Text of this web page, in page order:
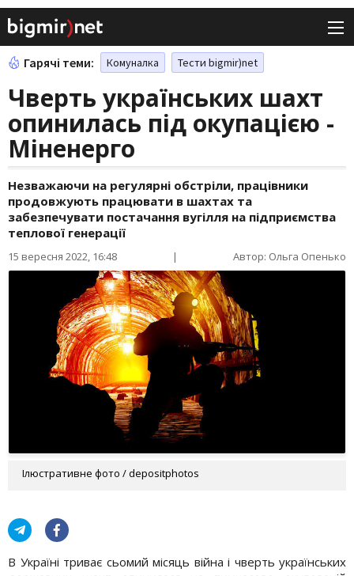
Гарячі теми: Комуналка Тести bigmir)net
Чверть українських шахт
опинилась під окупацією -
Міненерго
Незважаючи на регулярні обстріли, працівники
продовжують працювати в шахтах та
забезпечувати постачання вугілля на підприємства
теплової генерації
15 вересня 2022, 16:48 | Автор: Ольга Опенько
Ілюстративне фото / depositphotos
В Україні триває сьомий місяць війна і чверть українських